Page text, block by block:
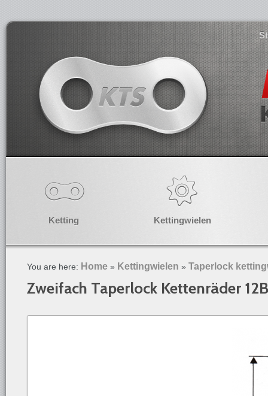
Ketting Kettingwielen
You are here: Home » Kettingwielen » Taperlock
Zweifach Taperlock Kettenräder